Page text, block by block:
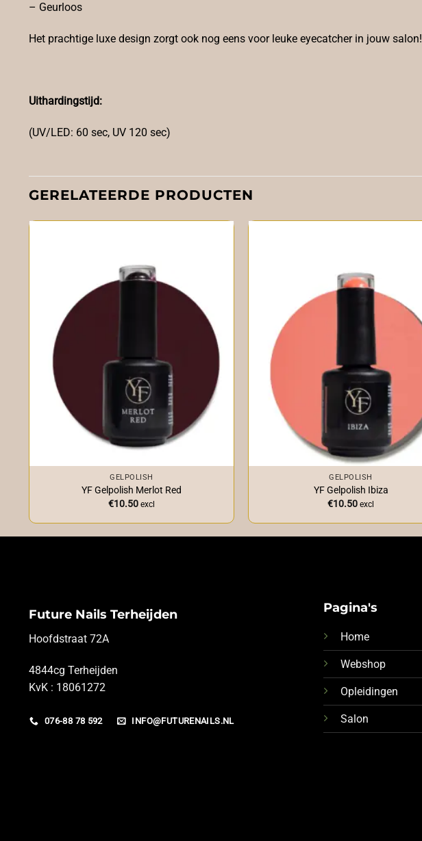
– Geurloos
Het prachtige luxe design zorgt ook nog eens voor leuke eyecatcher in jouw salon!
Uithardingstijd:
(UV/LED: 60 sec, UV 120 sec)
GERELATEERDE PRODUCTEN
GELPOLISH
YF Gelpolish Merlot Red
€10.50 excl
GELPOLISH
YF Gelpolish Ibiza
€10.50 excl
Future Nails Terheijden
Hoofdstraat 72A
4844cg Terheijden
KvK : 18061272
076-88 78 592 INFO@FUTURENAILS.NL
Pagina's
Home
Webshop
Opleidingen
Salon